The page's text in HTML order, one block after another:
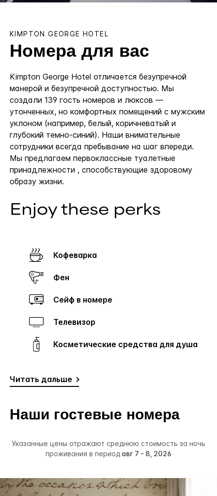
KIMPTON GEORGE HOTEL
Номера для вас
Kimpton George Hotel отличается безупречной
манерой и безупречной доступностью. Мы
создали 139 гость номеров и люксов —
утонченных, но комфортных помещений с мужским
уклоном (например, белый, коричневатый и
глубокий темно-синий). Наши внимательные
сотрудники всегда пребывание на шаг впереди.
Мы предлагаем первоклассные туалетные
принадлежности , способствующие здоровому
образу жизни.
Enjoy these perks
Кофеварка
Фен
Сейф в номере
Телевизор
Косметические средства для душа
Читать дальше
Наши гостевые номера
Указанные цены отражают среднюю стоимость за ночь
проживания в период авг 7 - 8, 2026